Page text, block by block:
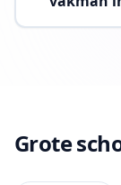
Grote